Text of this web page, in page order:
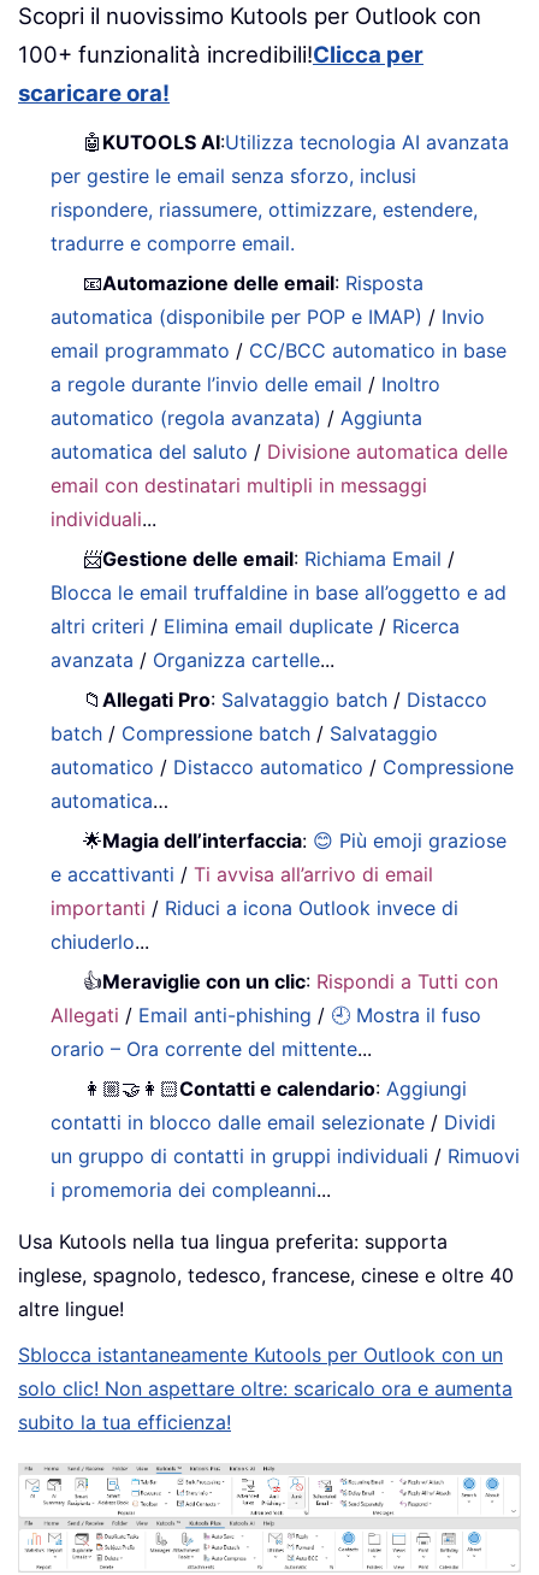
Scopri il nuovissimo Kutools per Outlook con
100+ funzionalità incredibili!Clicca per
scaricare ora!
🤖 KUTOOLS AI:Utilizza tecnologia AI avanzata
per gestire le email senza sforzo, inclusi
rispondere, riassumere, ottimizzare, estendere,
tradurre e comporre email.
📧Automazione delle email: Risposta
automatica (disponibile per POP e IMAP) / Invio
email programmato / CC/BCC automatico in base
a regole durante l’invio delle email / Inoltro
automatico (regola avanzata) / Aggiunta
automatica del saluto / Divisione automatica delle
email con destinatari multipli in messaggi
individuali...
📨Gestione delle email: Richiama Email /
Blocca le email truffaldine in base all’oggetto e ad
altri criteri / Elimina email duplicate / Ricerca
avanzata / Organizza cartelle...
📁Allegati Pro: Salvataggio batch / Distacco
batch / Compressione batch / Salvataggio
automatico / Distacco automatico / Compressione
automatica…
🌟Magia dell’interfaccia: 😊 Più emoji graziose
e accattivanti /Ti avvisa all’arrivo di email
importanti / Riduci a icona Outlook invece di
chiuderlo...
👍Meraviglie con un clic: Rispondi a Tutti con
Allegati / Email anti-phishing / 🕘 Mostra il fuso
orario – Ora corrente del mittente...
👩🏼‍🤝‍👩🏻Contatti e calendario: Aggiungi
contatti in blocco dalle email selezionate / Dividi
un gruppo di contatti in gruppi individuali / Rimuovi
i promemoria dei compleanni...
Usa Kutools nella tua lingua preferita: supporta
inglese, spagnolo, tedesco, francese, cinese e oltre 40
altre lingue!
Sblocca istantaneamente Kutools per Outlook con un
solo clic! Non aspettare oltre: scaricalo ora e aumenta
subito la tua efficienza!